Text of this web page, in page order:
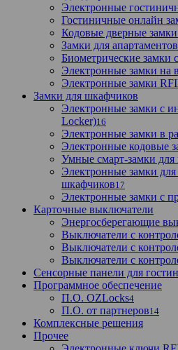
Электронные
Гостиничные онлайн
Кодовые дверные замки
Замки для
Биометрические замки
Электронные замки на
Электронные замки
Замки для шкафчиков
Электронные замки с
Locker)16
Электронные замки в
Электронные кодовые
Умные смарт-замки
Электронные замки
шкафчиков17
Электронные замки с
Карточные выключатели
Энергосберегающие
Выключатели с
Выключатели с
Выключатели с
Сенсорные панели для
Программное обеспечение
П.О. OZLocks4
П.О. от партнеров14
Комплексные решения
Прочее